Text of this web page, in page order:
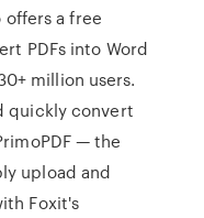
a free
PDFs into Word
million users.
quickly convert
— the
upload and
Foxit's